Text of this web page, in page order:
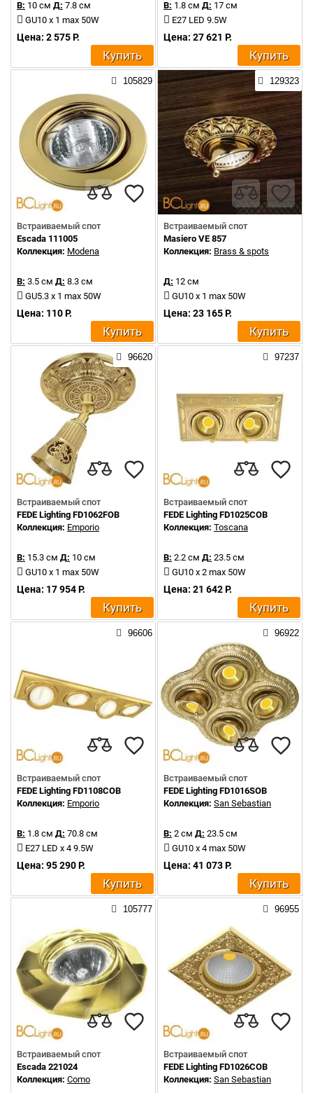
В: 10 см Д: 7.8 см
GU10 x 1 max 50W
Цена: 2 575 Р.
Купить
В: 1.8 см Д: 17 см
E27 LED 9.5W
Цена: 27 621 Р.
Купить
105829
Встраиваемый спот
Escada 111005
Коллекция: Modena
В: 3.5 см Д: 8.3 см
GU5.3 x 1 max 50W
Цена: 110 Р.
Купить
129323
Встраиваемый спот
Masiero VE 857
Коллекция: Brass & spots
Д: 12 см
GU10 x 1 max 50W
Цена: 23 165 Р.
Купить
96620
Встраиваемый спот
FEDE Lighting FD1062FOB
Коллекция: Emporio
В: 15.3 см Д: 10 см
GU10 x 1 max 50W
Цена: 17 954 Р.
Купить
97237
Встраиваемый спот
FEDE Lighting FD1025COB
Коллекция: Toscana
В: 2.2 см Д: 23.5 см
GU10 x 2 max 50W
Цена: 21 642 Р.
Купить
96606
Встраиваемый спот
FEDE Lighting FD1108COB
Коллекция: Emporio
В: 1.8 см Д: 70.8 см
E27 LED x 4 9.5W
Цена: 95 290 Р.
Купить
96922
Встраиваемый спот
FEDE Lighting FD1016SOB
Коллекция: San Sebastian
В: 2 см Д: 23.5 см
GU10 x 4 max 50W
Цена: 41 073 Р.
Купить
105777
Встраиваемый спот
Escada 221024
Коллекция: Como
96955
Встраиваемый спот
FEDE Lighting FD1026COB
Коллекция: San Sebastian